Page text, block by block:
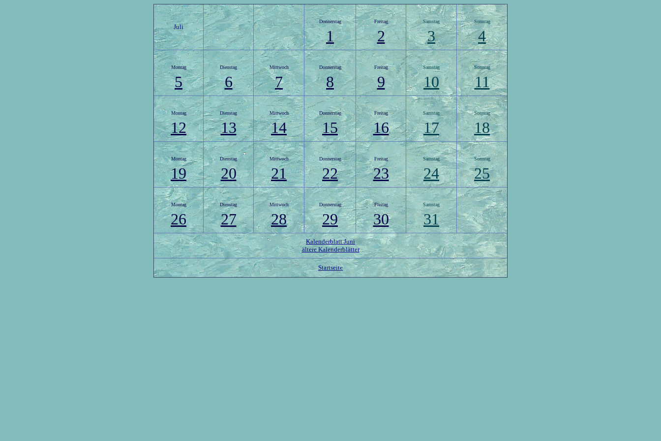
Juli
Donnerstag
1
Freitag
2
Samstag
3
Sonntag
4
Montag
5
Dienstag
6
Mittwoch
7
Donnerstag
8
Freitag
9
Samstag
10
Sonntag
11
Montag
12
Dienstag
13
Mittwoch
14
Donnerstag
15
Freitag
16
Samstag
17
Sonntag
18
Montag
19
Dienstag
20
Mittwoch
21
Donnerstag
22
Freitag
23
Samstag
24
Sonntag
25
Montag
26
Dienstag
27
Mittwoch
28
Donnerstag
29
Freitag
30
Samstag
31
Kalenderblatt Juni
ältere Kalenderblätter
Startseite